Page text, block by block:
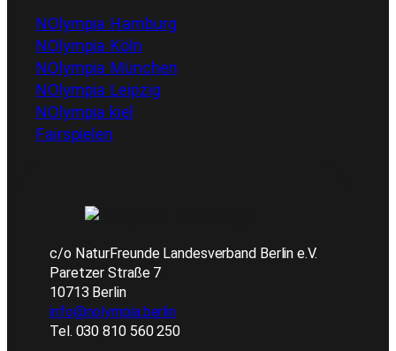
NOlympia Hamburg
NOlympia Köln
NOlympia München
NOlympia Leipzig
NOlympia kiel
Fairspielen
c/o NaturFreunde Landesverband Berlin e.V.
Paretzer Straße 7
10713 Berlin
info@nolympia.berlin
Tel. 030 810 560 250